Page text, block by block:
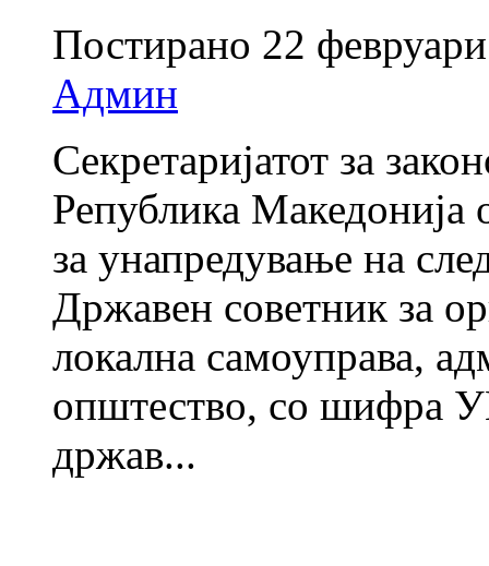
Постирано 22
Админ
Секретаријатот за
Република Македонија
за унапредување на
Државен советник за
локална самоуправа,
општество, со шифра
држав...